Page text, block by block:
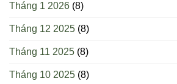
Tháng 1 2026 (8)
Tháng 12 2025 (8)
Tháng 11 2025 (8)
Tháng 10 2025 (8)